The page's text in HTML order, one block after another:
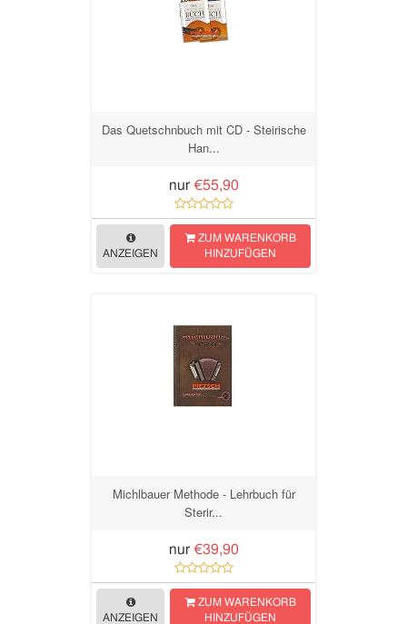
Das Quetschnbuch mit CD - Steirische
Han...
nur €55,90
ANZEIGEN
ZUM WARENKORB
HINZUFÜGEN
Michlbauer Methode - Lehrbuch für
Sterir...
nur €39,90
ANZEIGEN
ZUM WARENKORB
HINZUFÜGEN